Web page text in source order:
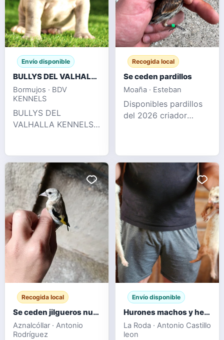
Envío disponible
BULLYS DEL VALHALLA KENNELS
Bormujos · BDV
KENNELS
BULLYS DEL
VALHALLA KENNELS
llamadas Espectacular
camada puramente XL
con 2 x Hulk
disponible, en su
pedigree podemos
encontrar perros como
ddk9's Hulk,
Alphadog's Iron Man,
Rbg King liguer, New
Era Pitbul
Recogida local
Se ceden pardillos
Moaña · Esteban
Disponibles pardillos
del 2026 criador
Recogida local
Se ceden jilgueros nuevos de este año
Aznalcóllar · Antonio
Rodríguez
Envío disponible
Hurones machos y hembras
La Roda · Antonio Castillo
leon